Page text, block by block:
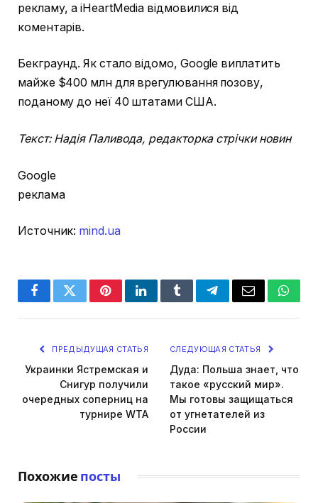
рекламу, а iHeartMedia відмовилися від
коментарів.
Бекграунд. Як стало відомо, Google виплатить
майже $400 млн для врегулювання позову,
поданому до неї 40 штатами США.
Текст: Надія Паливода, редакторка стрічки новин
Google
реклама
Источник: mind.ua
FacebookTwitterPinterestLinkedInTumblrTelegramEmail
ПРЕДЫДУЩАЯ СТАТЬЯ
Украинки Ястремская и
Снигур получили
очередных соперниц на
турнире WTA
СЛЕДУЮЩАЯ СТАТЬЯ
Дуда: Польша знает, что
такое «русский мир».
Мы готовы защищаться
от угнетателей из
России
Похожие посты